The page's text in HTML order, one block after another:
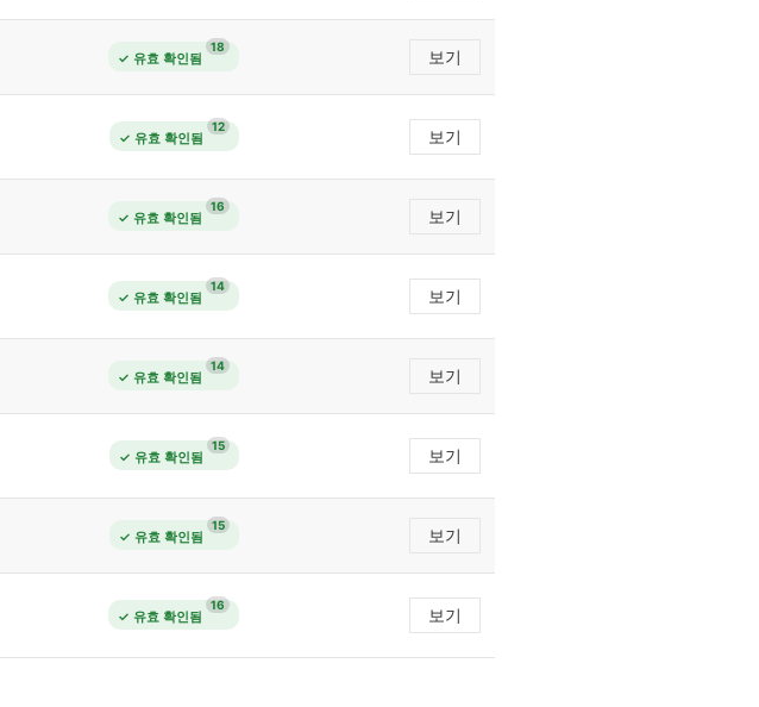
✓ 유효 확인됨
18 보기
✓ 유효 확인됨
12 보기
✓ 유효 확인됨
16 보기
✓ 유효 확인됨
14 보기
✓ 유효 확인됨
14 보기
✓ 유효 확인됨
15 보기
✓ 유효 확인됨
15 보기
✓ 유효 확인됨
16 보기